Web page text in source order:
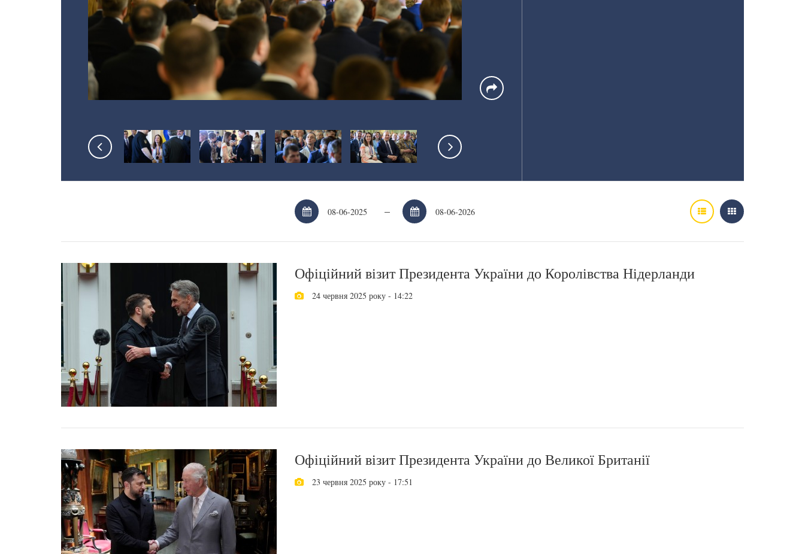
–
Офіційний візит Президента України до Королівства Нідерланди
24 червня 2025 року - 14:22
Офіційний візит Президента України до Великої Британії
23 червня 2025 року - 17:51